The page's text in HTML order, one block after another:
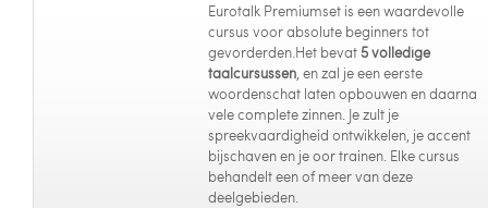
Eurotalk Premiumset is een waardevolle
cursus voor absolute beginners tot
gevorderden.Het bevat5 volledige
taalcursussen, en zal je een eerste
woordenschat laten opbouwen en daarna
vele complete zinnen. Je zult je
spreekvaardigheid ontwikkelen, je accent
bijschaven en je oor trainen. Elke cursus
behandelt een of meer van deze
deelgebieden.